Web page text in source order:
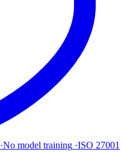
·No model training ·ISO 27001